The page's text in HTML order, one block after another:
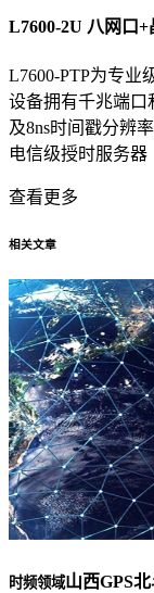
L7600-2U 八网口
L7600-PTP为专业
设备拥有千兆端口
及8ns时间戳分辨
电信级授时服务器
查看更多
相关文章
时频领域山西GPS